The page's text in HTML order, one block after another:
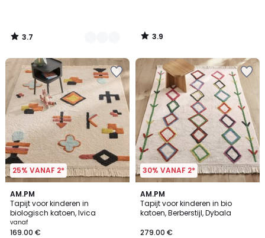
3.7
/
3.9
/
25% VANAF 2*
AM.PM
Tapijt voor kinderen in
biologisch katoen, Ivica
vanaf
169.00 €
3.8
/ 5
30% VANAF 2*
AM.PM
Tapijt voor kinderen in bio
katoen, Berberstijl, Dybala
279.00 €
3.2
/ 5